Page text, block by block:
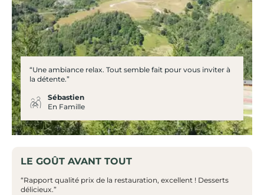
“Une ambiance relax. Tout semble fait pour vous inviter à
la détente.”
Sébastien
En Famille
LE GOÛT AVANT TOUT
“Rapport qualité prix de la restauration, excellent ! Desserts
délicieux.”